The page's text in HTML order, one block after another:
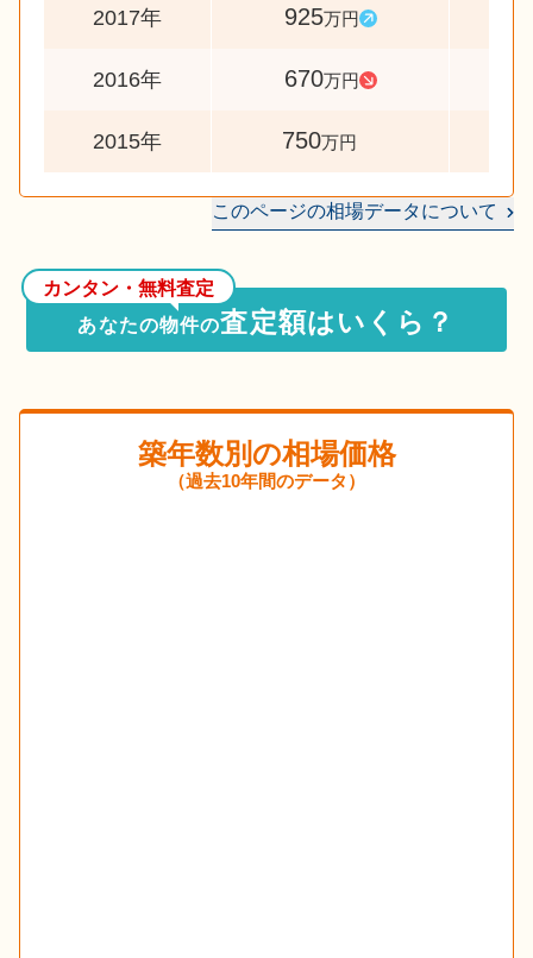
2017年 925万円
2016年 670万円
2015年 750万円
このページの相場データについて
カンタン・無料査定
あなたの物件の査定額はいくら？
築年数別の相場価格
（過去10年間のデータ）